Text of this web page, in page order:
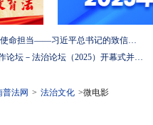
坚定法治自信 强化使命担当——习近平总书记的致信激励法学法律工作者投身全面依法治国伟大实践
陈文清出席中非合作论坛－法治论坛（2025）开幕式并在湖南调研
普法网 > 法治文化 >微电影